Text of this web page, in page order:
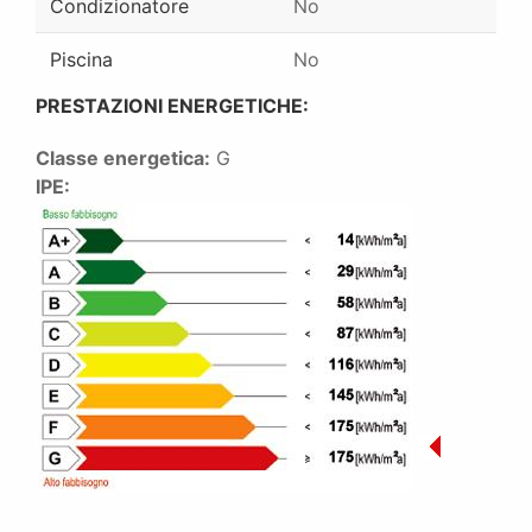
Condizionatore No
Piscina
No
PRESTAZIONI ENERGETICHE:
Classe energetica: G
IPE: